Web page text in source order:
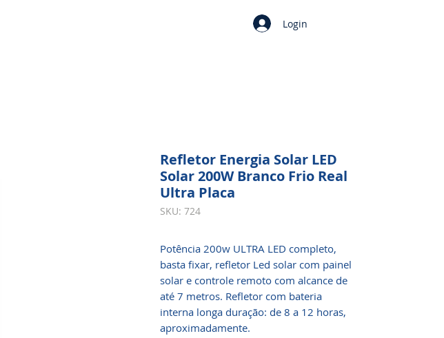
Login
Refletor Energia Solar LED
Solar 200W Branco Frio Real
Ultra Placa
SKU: 724
Potência 200w ULTRA LED completo,
basta fixar, refletor Led solar com painel
solar e controle remoto com alcance de
até 7 metros. Refletor com bateria
interna longa duração: de 8 a 12 horas,
aproximadamente.